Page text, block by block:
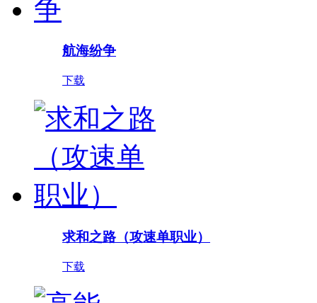
航海纷争
下载
求和之路（攻速单职业）
下载